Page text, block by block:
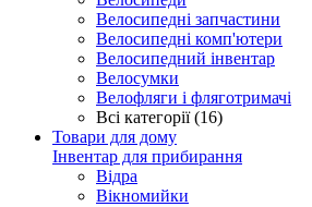
Велосипедні запчастини
Велосипедні комп'ютери
Велосипедний інвентар
Велосумки
Велофляги і фляготримачі
Всі категорії (16)
Товари для дому
Інвентар для прибирання
Відра
Вікномийки